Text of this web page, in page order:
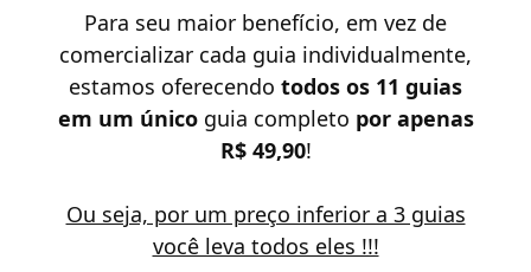
Para seu maior benefício, em vez de
comercializar cada guia individualmente,
estamos oferecendo todos os 11 guias
em um únicoguia completo por apenas
R$ 49,90!
Ou seja, por um preço inferior a 3 guias
você leva todos eles !!!